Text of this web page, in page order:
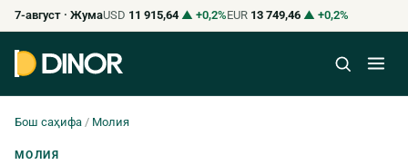
7-август · ЖумаUSD 11 915,64 ▲ +0,2%EUR 13 749,46 ▲ +0,2%
Бош саҳифа / Молия
МОЛИЯ